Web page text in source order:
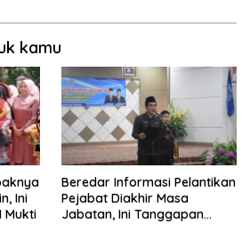
kamu
Ini
Mukti
Beredar Informasi Pelantikan
Pejabat Diakhir Masa
Jabatan, Ini Tanggapan